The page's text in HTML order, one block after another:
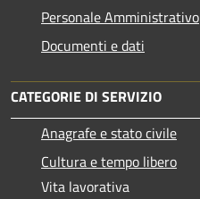
Personale Amministrativo
Documenti e dati
CATEGORIE DI SERVIZIO
Anagrafe e stato civile
Cultura e tempo libero
Vita lavorativa